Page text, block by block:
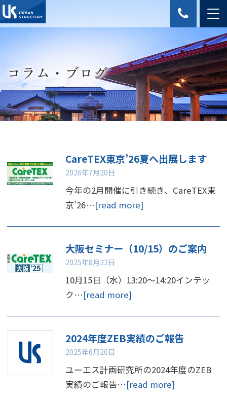
コラム・ブログ
CareTEX東京’26夏へ出展します
2026年7月20日
今年の2月開催に引き続き、CareTEX東
京’26…[read more]
大阪セミナー（10/15）のご案内
2025年8月22日
10月15日（水）13:20～14:20インテッ
ク…[read more]
2024年度ZEB実績のご報告
2025年6月20日
ユーエス計画研究所の2024年度のZEB
実績のご報告…[read more]